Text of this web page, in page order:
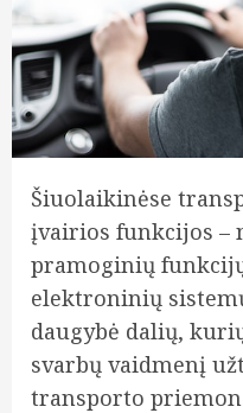
Šiuolaikinėse
įvairios funkcijos –
pramoginių
elektroninių
daugybė dalių,
svarbų vaidmenį
transporto